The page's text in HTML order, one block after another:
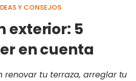
Y CONSEJOS
exterior: 5
en cuenta
renovar tu terraza, arreglar tu